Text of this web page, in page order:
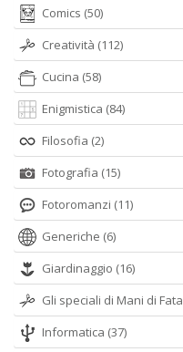
Comics (50)
Creatività (112)
Cucina (58)
Enigmistica (84)
Filosofia (2)
Fotografia (15)
Fotoromanzi (11)
Generiche (6)
Giardinaggio (16)
Gli speciali di Mani di Fata
Informatica (37)